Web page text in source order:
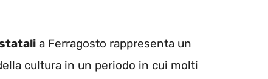
a Ferragosto rappresenta un
cultura in un periodo in cui molti